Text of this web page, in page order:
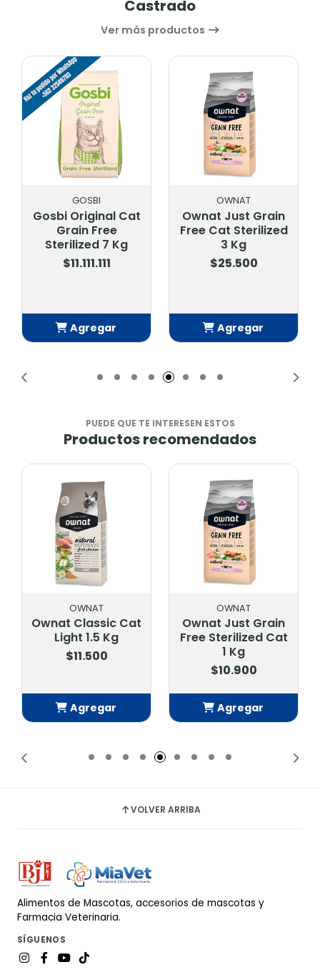
Castrado
Ver más productos
GOSBI
Gosbi Original Cat
Grain Free
Sterilized 7 Kg
$11.111.111
Agregar
OWNAT
Ownat Just Grain
Free Cat Sterilized
3 Kg
$25.500
Agregar
PUEDE QUE TE INTERESEN ESTOS
Productos recomendados
OWNAT
Ownat Classic Cat
Light 1.5 Kg
$11.500
Agregar
OWNAT
Ownat Just Grain
Free Sterilized Cat
1 Kg
$10.900
Agregar
VOLVER ARRIBA
Alimentos de Mascotas, accesorios de mascotas y
Farmacia Veterinaria.
SÍGUENOS